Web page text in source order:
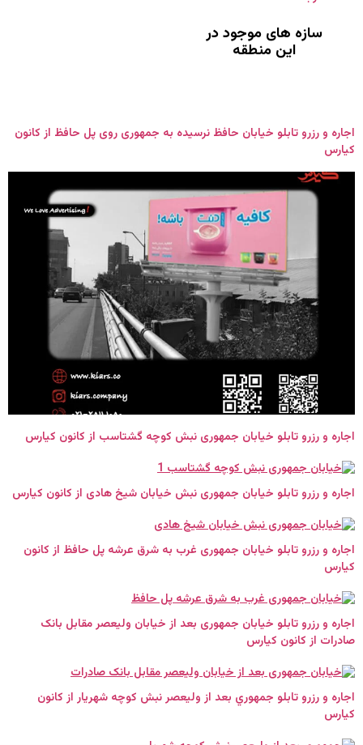
سازه های موجود در
این منطقه
اجاره و رزرو تابلو خیابان حافظ نرسیده به جمهوری روی پل حافظ از کانون
کیارس
اجاره و رزرو تابلو خیابان جمهوری نبش کوچه گشتاسب از کانون کیارس
اجاره و رزرو تابلو خیابان جمهوری نبش خیابان شیخ هادی از کانون کیارس
اجاره و رزرو تابلو خیابان جمهوری غرب به شرق عرشه پل حافظ از کانون
کیارس
اجاره و رزرو تابلو خیابان جمهوری بعد از خیابان ولیعصر مقابل بانک
صادرات از کانون کیارس
اجاره و رزرو تابلو جمهوري بعد از ولیعصر نبش کوچه شهریار از کانون
کیارس